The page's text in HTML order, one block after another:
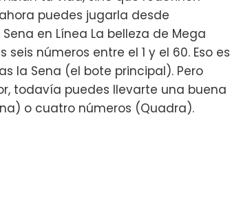
puedes jugarla desde
en Línea La belleza de Mega
números entre el 1 y el 60. Eso es
la Sena (el bote principal). Pero
todavía puedes llevarte una buena
o cuatro números (Quadra).